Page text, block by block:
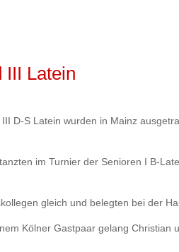
III Latein
D-S Latein wurden in Mainz
im Turnier der Senioren I B-
gleich und belegten bei der
Kölner Gastpaar gelang